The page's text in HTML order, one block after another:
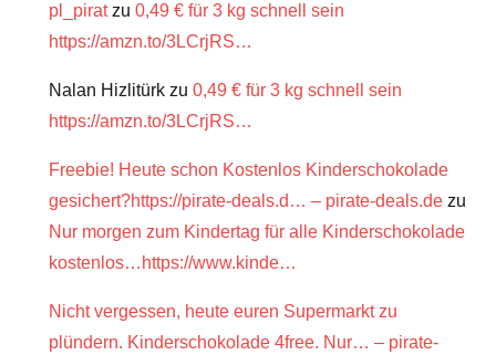
pl_piratzu 0,49 € für 3 kg schnell sein
https://amzn.to/3LCrjRS…
Nalan Hizlitürk zu 0,49 € für 3 kg schnell sein
https://amzn.to/3LCrjRS…
Freebie! Heute schon Kostenlos Kinderschokolade
gesichert?https://pirate-deals.d… – pirate-deals.de zu
Nur morgen zum Kindertag für alle Kinderschokolade
kostenlos…https://www.kinde…
Nicht vergessen, heute euren Supermarkt zu
plündern. Kinderschokolade 4free. Nur… – pirate-